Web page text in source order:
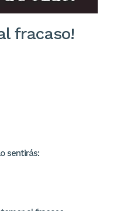
fracaso!
sentirás: